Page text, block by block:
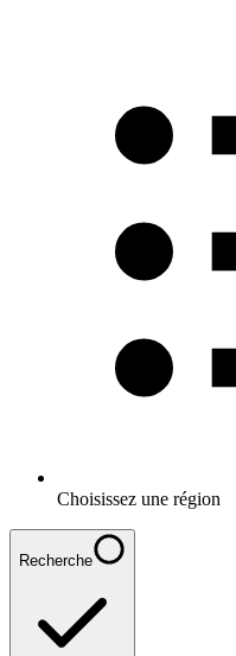
Choisissez une région
Recherche